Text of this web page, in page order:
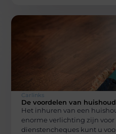
Carlinks
De voordelen van
Het inhuren van een
enorme verlichting zijn
dienstencheques kunt u